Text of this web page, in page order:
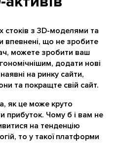
стоків з 3D-моделями та
впевнені, що не зробите
можете зробити ваш
додати нові
на ринку сайти,
та покращте свій сайт.
як це може круто
прибуток. Чому б і вам не
на тенденцію
то у такої платформи